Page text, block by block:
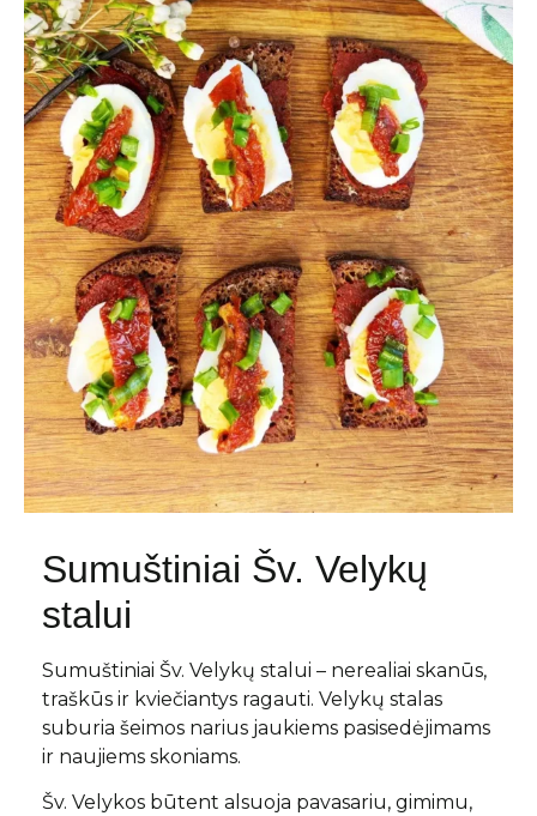
Sumuštiniai Šv. Velykų
stalui
Sumuštiniai Šv. Velykų stalui – nerealiai skanūs,
traškūs ir kviečiantys ragauti. Velykų stalas
suburia šeimos narius jaukiems pasisedėjimams
ir naujiems skoniams.
Šv. Velykos būtent alsuoja pavasariu, gimimu,